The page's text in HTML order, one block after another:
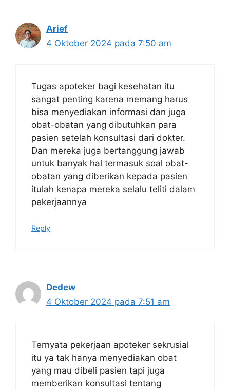
Arief
4 Oktober 2024 pada 7:50 am
Tugas apoteker bagi kesehatan itu
sangat penting karena memang harus
bisa menyediakan informasi dan juga
obat-obatan yang dibutuhkan para
pasien setelah konsultasi dari dokter.
Dan mereka juga bertanggung jawab
untuk banyak hal termasuk soal obat-
obatan yang diberikan kepada pasien
itulah kenapa mereka selalu teliti dalam
pekerjaannya
Reply
Dedew
4 Oktober 2024 pada 7:51 am
Ternyata pekerjaan apoteker sekrusial
itu ya tak hanya menyediakan obat
yang mau dibeli pasien tapi juga
memberikan konsultasi tentang